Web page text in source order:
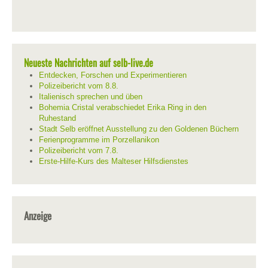
Neueste Nachrichten auf selb-live.de
Entdecken, Forschen und Experimentieren
Polizeibericht vom 8.8.
Italienisch sprechen und üben
Bohemia Cristal verabschiedet Erika Ring in den
Ruhestand
Stadt Selb eröffnet Ausstellung zu den Goldenen Büchern
Ferienprogramme im Porzellanikon
Polizeibericht vom 7.8.
Erste-Hilfe-Kurs des Malteser Hilfsdienstes
Anzeige